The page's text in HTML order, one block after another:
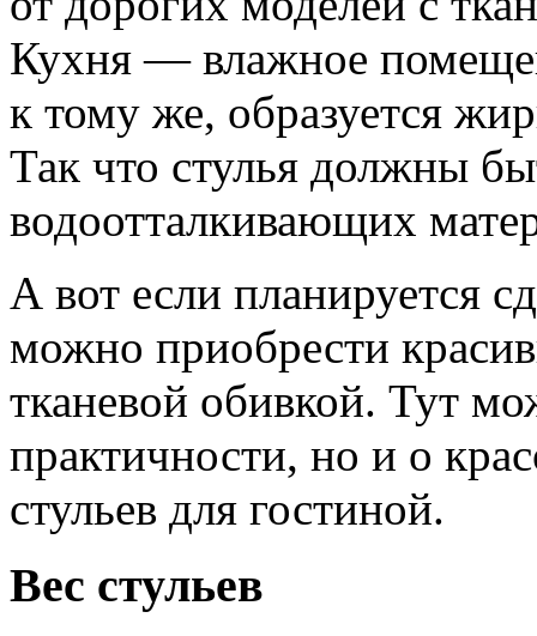
Кухня — влажное
к тому же, образуется
Так что стулья должны
водоотталкивающих
А вот если планируется
можно приобрести
тканевой обивкой. Тут
практичности, но и о
стульев для гостиной.
Вес стульев